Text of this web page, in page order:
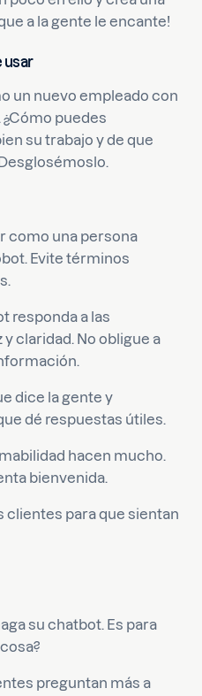
a la gente le encante!
usar
un nuevo empleado con
puedes
su trabajo y de que
como una persona
Evite términos
responda a las
claridad. No obligue a
dice la gente y
dé respuestas útiles.
hacen mucho.
bienvenida.
clientes para que sientan
su chatbot. Es para
preguntan más a